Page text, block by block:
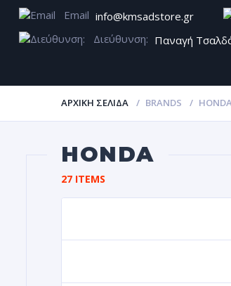
Email info@kmsadstore.gr
Διεύθυνση: Παναγή
ΑΡΧΙΚΉ ΣΕΛΊΔΑ BRANDS
HONDA
27 ITEMS